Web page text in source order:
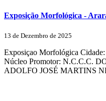
Exposição Morfológica -
13 de Dezembro de 2025
Exposiçao Morfológica
Núcleo Promotor: N.C.C.C.
ADOLFO JOSÉ MARTINS